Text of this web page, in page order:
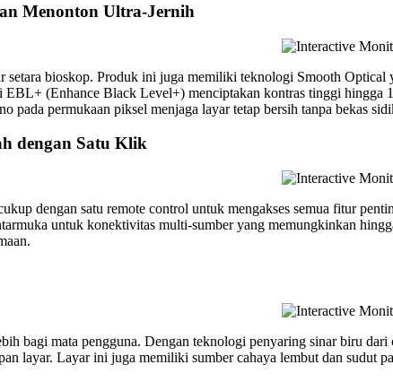
Menonton Ultra-Jernih
bioskop. Produk ini juga memiliki teknologi Smooth
EBL+ (Enhance Black Level+) menciptakan kontras tinggi
pada permukaan piksel menjaga layar tetap bersih tanpa bekas
dengan Satu Klik
dengan satu remote control untuk mengakses semua fitur
untuk konektivitas multi-sumber yang memungkinkan
bagi mata pengguna. Dengan teknologi penyaring sinar biru
layar. Layar ini juga memiliki sumber cahaya lembut dan sudut